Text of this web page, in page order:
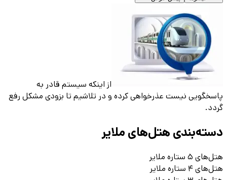
از اینکه سیستم قادر به
پاسخگویی نیست عذرخواهی کرده و در تلاشیم تا بزودی مشکل رفع
گردد.
دسته‌بندی هتل‌های ملاير
هتل‌های ۵ ستاره
ملاير
هتل‌های ۴ ستاره
ملاير